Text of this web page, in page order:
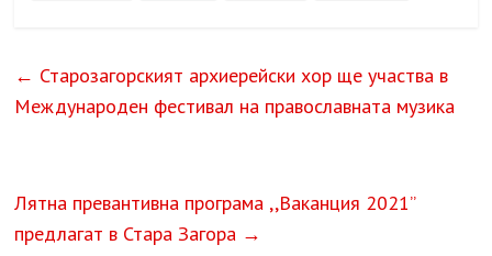
← Старозагорският архиерейски хор ще участва в
Международен фестивал на православната музика
Лятна превантивна програма ,,Ваканция 2021”
предлагат в Стара Загора →